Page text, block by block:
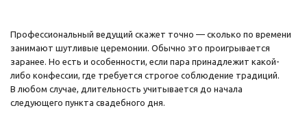
Профессиональный ведущий скажет точно — сколько по времени
занимают шутливые церемонии. Обычно это проигрывается
заранее. Но есть и особенности, если пара принадлежит какой-
либо конфессии, где требуется строгое соблюдение традиций.
В любом случае, длительность учитывается до начала
следующего пункта свадебного дня.